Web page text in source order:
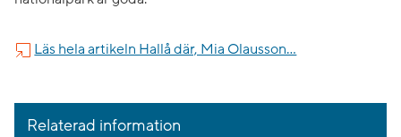
Läs hela artikeln Hallå där, Mia Olausson…
Relaterad information